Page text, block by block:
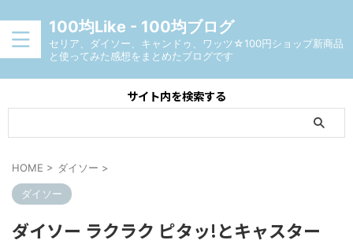
100均Like - 100均ブログ
セリア、ダイソー、キャンドゥ、ワッツ☆100円ショップ新商品
と使ってみた感想をまとめたブログです
サイト内を検索する
HOME > ダイソー >
ダイソー
ダイソー ラクラク ピタッ!とキャスター